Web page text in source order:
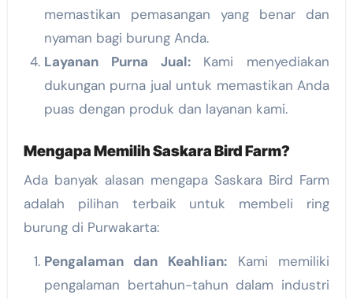
memastikan pemasangan yang benar dan
nyaman bagi burung Anda.
Layanan Purna Jual:Kami menyediakan
dukungan purna jual untuk memastikan Anda
puas dengan produk dan layanan kami.
Mengapa Memilih Saskara Bird Farm?
Ada banyak alasan mengapa Saskara Bird Farm
adalah pilihan terbaik untuk membeli ring
burung di Purwakarta:
Pengalaman dan Keahlian: Kami memiliki
pengalaman bertahun-tahun dalam industri